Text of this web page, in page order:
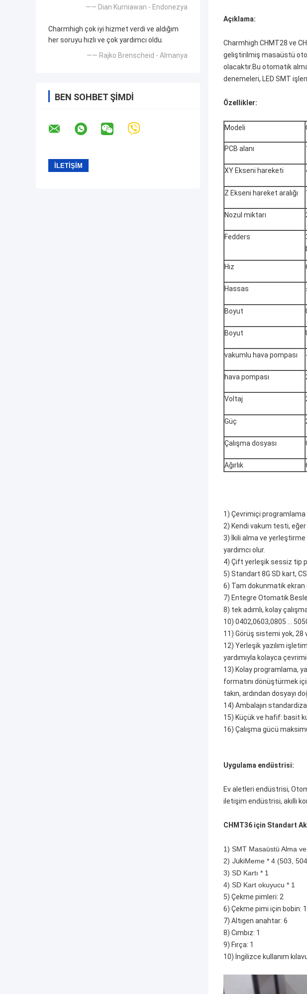
—— Dian Kurniawan - Endonezya
Charmhigh çok iyi hizmet verdi ve aldığım
her soruyu hızlı ve çok yardımcı oldu.
—— Rajko Brenscheid - Almanya
BEN SOHBET ŞIMDI
Açıklama:
Charmhigh CHMT28 ve
geliştirilmiş masaüstü
olacaktır.Bu otomatik
denemeleri, LED SMT
Özellikler:
Modeli
PCB alanı
XY Ekseni hareketi
Z Ekseni hareket aralığı
Nozul miktarı
Fedders
Hız
Hassas
Boyut
Boyut
vakumlu hava pompası
hava pompası
Voltaj
Güç
Çalışma dosyası
Ağırlık
1) Çevrimiçi programlama
2) Kendi vakum testi, eğer
3) İkili alma ve yerleştirme
yardımcı olur.
4) Çift yerleşik sessiz tip
5) Standart 8G SD kart,
6) Tam dokunmatik ekran
7) Entegre Otomatik
8) tek adımlı, kolay
10) 0402,0603,0805 ...
11) Görüş sistemi yok, 28
12) Yerleşik yazılım
yardımıyla kolayca
13) Kolay programlama,
formatını dönüştürmek
takın, ardından dosyayı
14) Ambalajın
15) Küçük ve hafif: basit
16) Çalışma gücü
Uygulama endüstrisi:
Ev aletleri endüstrisi,
iletişim endüstrisi, akıllı
CHMT36 için Standart
1) SMT Masaüstü Alma
2) JukiMeme * 4 (503,
3) SD Kartı * 1
4) SD Kart okuyucu * 1
5) Çekme pimleri: 2
6) Çekme pimi için bobin: 1
7) Altıgen anahtar: 6
8) Cımbız: 1
9) Fırça: 1
10) İngilizce kullanım